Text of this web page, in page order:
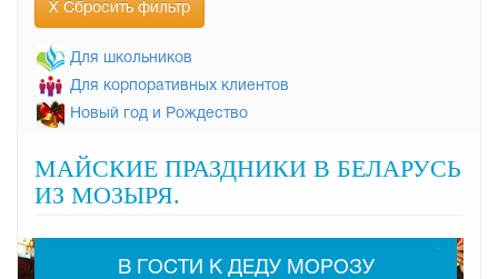
Х Сбросить фильтр
Для школьников
Для корпоративных клиентов
Новый год и Рождество
МАЙСКИЕ ПРАЗДНИКИ В БЕЛАРУСЬ
ИЗ МОЗЫРЯ.
В ГОСТИ К ДЕДУ МОРОЗУ
-